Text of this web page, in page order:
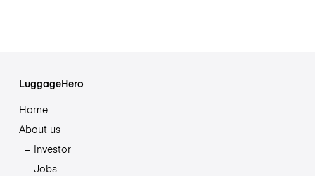
LuggageHero
Home
About us
Investor
Jobs